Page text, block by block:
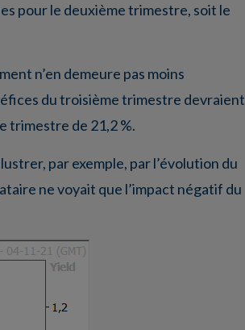
pour le deuxième trimestre, soit le
n’en demeure pas moins
du troisième trimestre devraient
trimestre de 21,2 %.
par exemple, par l’évolution du
ne voyait que l’impact négatif du